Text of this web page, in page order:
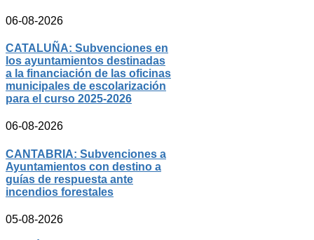
06-08-2026
CATALUÑA: Subvenciones en
los ayuntamientos destinadas
a la financiación de las oficinas
municipales de escolarización
para el curso 2025-2026
06-08-2026
CANTABRIA: Subvenciones a
Ayuntamientos con destino a
guías de respuesta ante
incendios forestales
05-08-2026